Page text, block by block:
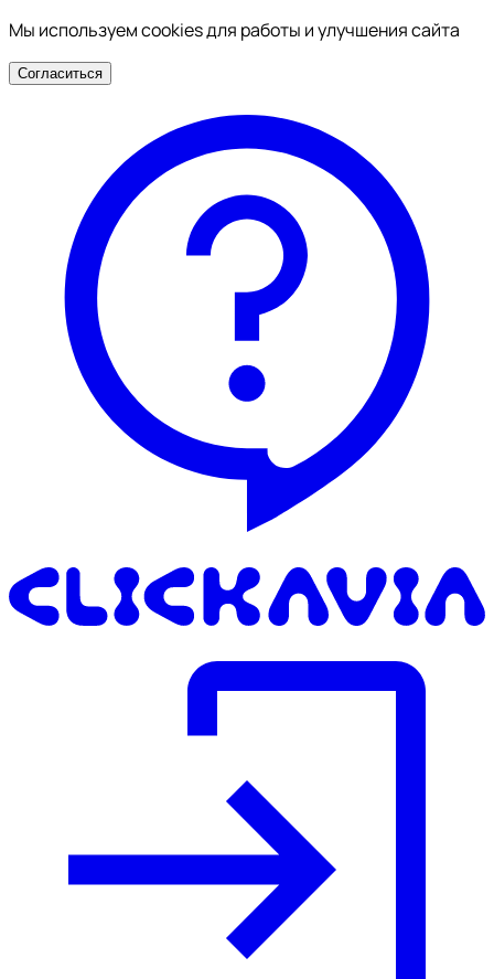
Мы используем cookies для работы и улучшения сайта
Согласиться